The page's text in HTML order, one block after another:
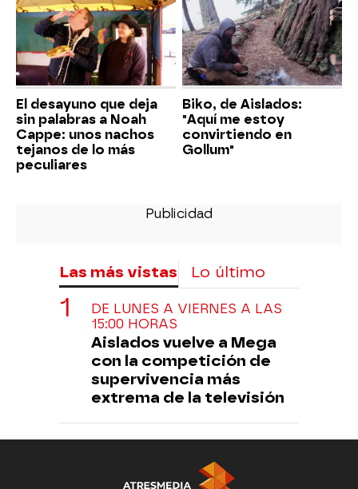
El desayuno que deja
sin palabras a Noah
Cappe: unos nachos
tejanos de lo más
peculiares
Biko, de Aislados:
"Aquí me estoy
convirtiendo en
Gollum"
Las más vistas Lo último
DE LUNES A VIERNES A LAS
15:00 HORAS
Aislados vuelve a Mega
con la competición de
supervivencia más
extrema de la televisión